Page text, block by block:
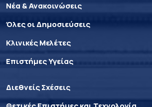
Νέα & Ανακοινώσεις
Όλες οι Δημοσιεύσεις
Κλινικές Μελέτες
Επιστήμες Υγείας
Διεθνείς Σχέσεις